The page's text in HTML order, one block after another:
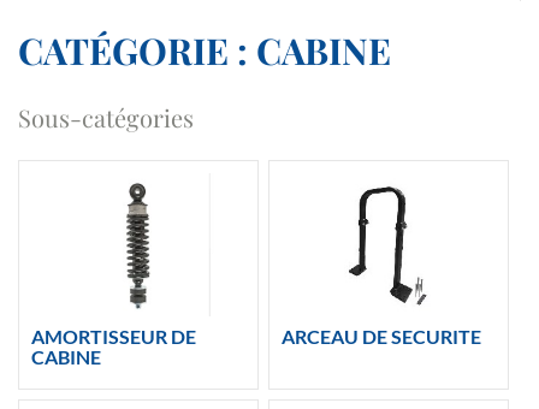
CATÉGORIE : CABINE
Sous-catégories
AMORTISSEUR DE
CABINE
ARCEAU DE SECURITE